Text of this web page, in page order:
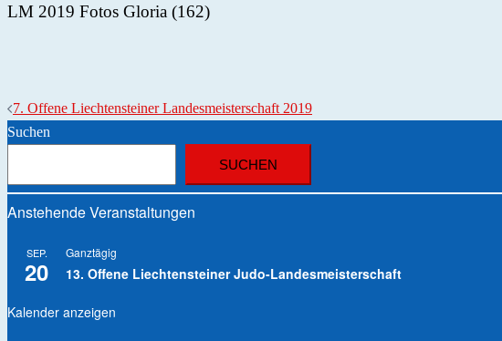
LM 2019 Fotos Gloria (162)
7. Offene Liechtensteiner Landesmeisterschaft 2019
Suchen
SUCHEN
Anstehende Veranstaltungen
SEP.
20
Ganztägig
13. Offene Liechtensteiner Judo-Landesmeisterschaft
Kalender anzeigen